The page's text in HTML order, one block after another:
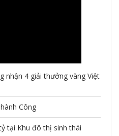
nhận 4 giải thưởng vàng Việt
Công
tại Khu đô thị sinh thái